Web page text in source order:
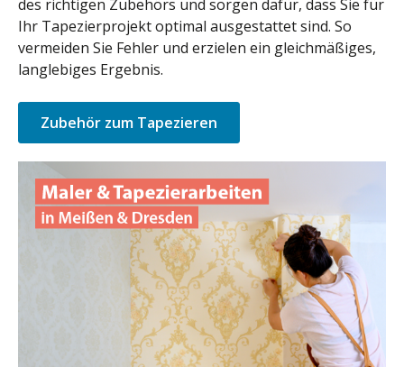
des richtigen Zubehörs und sorgen dafür, dass Sie für
Ihr Tapezierprojekt optimal ausgestattet sind. So
vermeiden Sie Fehler und erzielen ein gleichmäßiges,
langlebiges Ergebnis.
Zubehör zum Tapezieren